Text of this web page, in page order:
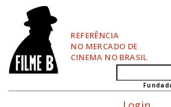
REFERÊNCIA
NO MERCADO DE
CINEMA NO BRASIL